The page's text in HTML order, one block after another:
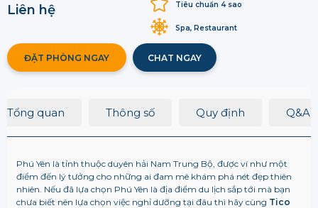
Tiêu chuẩn 4 sao
Spa, Restaurant
Liên hệ
ĐẶT PHÒNG NGAY CHAT NGAY
Tổng quan Thông số Quy định Q&A
Phú Yên là tỉnh thuộc duyên hải Nam Trung Bộ, được ví như một
điểm đến lý tưởng cho những ai đam mê khám phá nét đẹp thiên
nhiên. Nếu đã lựa chọn Phú Yên là địa điểm du lịch sắp tới mà bạn
chưa biết nên lựa chọn việc nghỉ dưỡng tại đâu thì hãy cùng Tico